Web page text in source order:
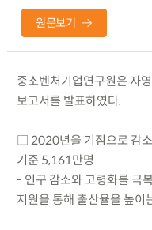
원문보기
중소벤처기업연구원은 자
보고서를 발표하였다.
□ 2020년을 기점으로 감
기준 5,161만명
- 인구 감소와 고령화를 극
지원을 통해 출산율을 높이